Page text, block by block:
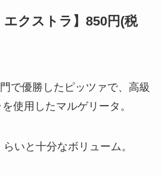
エクストラ】850円(税
で優勝したピッツァで、高級
使用したマルゲリータ。
いと十分なボリューム。